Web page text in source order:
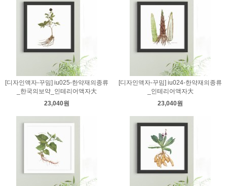
[디자인액자-꾸밈] iu025-한약재의종류
_한국의보약_인테리어액자大
23,040원
[디자인액자-꾸밈] iu024-한약재의종류
_인테리어액자大
23,040원